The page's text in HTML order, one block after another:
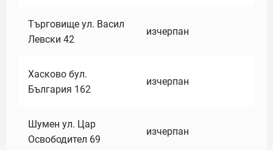
Търговище ул. Васил
Левски 42
изчерпан
Хасково бул.
България 162
изчерпан
Шумен ул. Цар
Освободител 69
изчерпан